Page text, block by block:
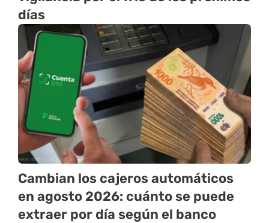
días
Cambian los cajeros automáticos
en agosto 2026: cuánto se puede
extraer por día según el banco